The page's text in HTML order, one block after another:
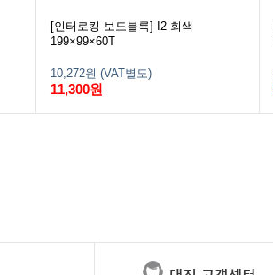
[인터로킹 보도블록] I2 회색
199×99×60T
10,272원 (VAT별도)
11,300원